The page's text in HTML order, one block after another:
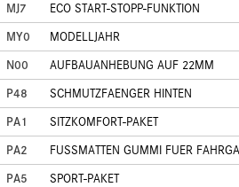
MJ7
ECO START-STOPP-FUNKTION
MY0
MODELLJAHR
N00
AUFBAUANHEBUNG AUF 22MM
P48
SCHMUTZFAENGER HINTEN
PA1
SITZKOMFORT-PAKET
PA2
FUSSMATTEN GUMMI FUER
PA5
SPORT-PAKET